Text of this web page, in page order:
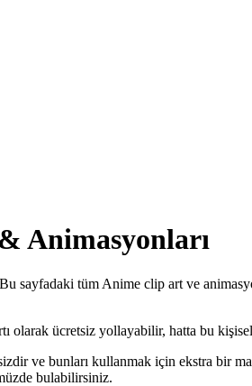
Animasyonları
sayfadaki tüm Anime clip art ve
olarak ücretsiz yollayabilir, hatta bu
ve bunları kullanmak için ekstra bir
bulabilirsiniz.